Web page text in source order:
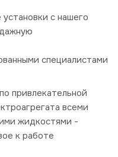
с нашего
специалистами
привлекательной
всеми
жидкостями -
к работе